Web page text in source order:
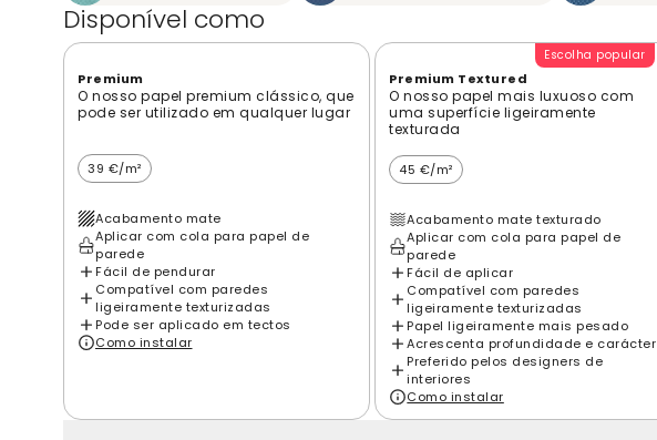
Disponível como
Premium
O nosso papel premium clássico, que
pode ser utilizado em qualquer lugar
39 €/m²
Acabamento mate
Aplicar com cola para papel de
parede
Fácil de pendurar
Compatível com paredes
ligeiramente texturizadas
Pode ser aplicado em tectos
Como instalar
Escolha popular
Premium Textured
O nosso papel mais luxuoso com
uma superfície ligeiramente
texturada
45 €/m²
Acabamento mate texturado
Aplicar com cola para papel de
parede
Fácil de aplicar
Compatível com paredes
ligeiramente texturizadas
Papel ligeiramente mais pesado
Acrescenta profundidade e carácter
Preferido pelos designers de
interiores
Como instalar